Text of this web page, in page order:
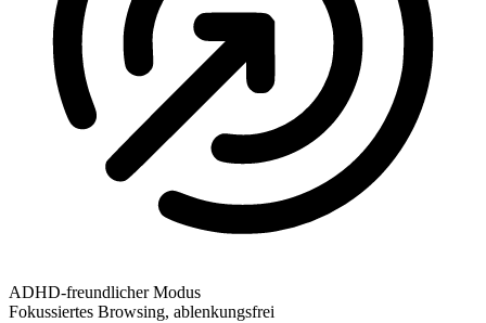
ADHD-freundlicher Modus
Fokussiertes Browsing, ablenkungsfrei